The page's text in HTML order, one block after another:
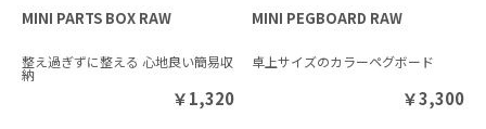
MINI PARTS BOX RAW
整え過ぎずに整える 心地良い簡易収
納
￥1,320
MINI PEGBOARD RAW
卓上サイズのカラーペグボード
￥3,300